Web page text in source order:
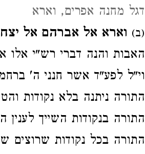
דגל מחנה אפרים, וארא
(ב) וארא אל אברהם אל
האבות והנה דברי רש"י אלו
וי"ל לפע"ד אשר חנני ה'
התורה ניתנה בלא נקודות
התורה בנקודות השייך לענין
התורה בכל נקודות שרוצים